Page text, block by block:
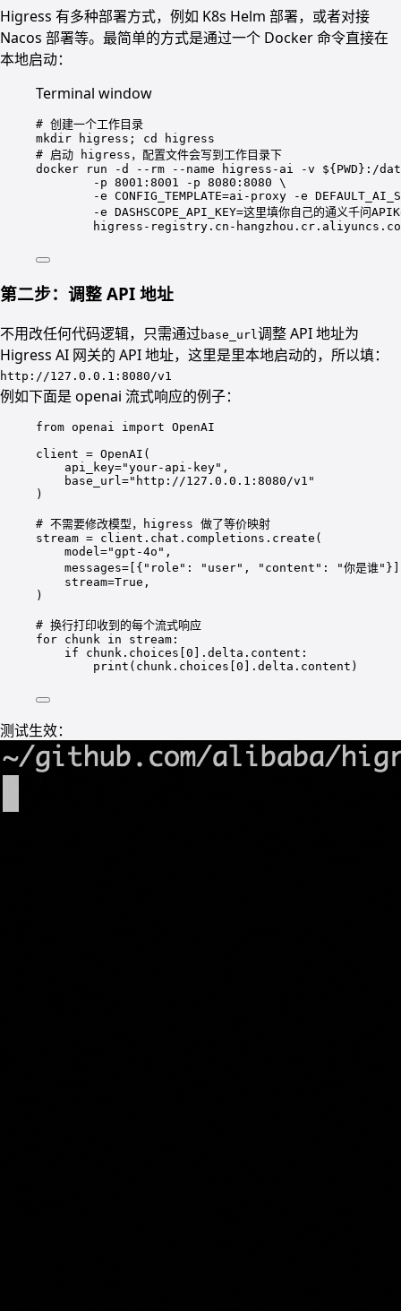
Higress 有多种部署方式，例如 K8s Helm 部署，或者对接
Nacos 部署等。最简单的方式是通过一个 Docker 命令直接在
本地启动：
Terminal window
# 创建一个工作目录
mkdir
higress ; cd
higress
# 启动 higress，配置文件会写到工作目录下
docker
run -d --rm --name higress-ai -v ${PWD} :/
-p 8001:8001 -p 8080:8080 \
-e CONFIG_TEMPLATE=ai-proxy -e
-e DASHSCOPE_API_KEY=这里填你自己的通义千问
higress-registry.cn-
第二步：调整 API 地址
不用改任何代码逻辑，只需通过base_url调整 API 地址为
Higress AI 网关的 API 地址，这里是里本地启动的，所以填：
http://127.0.0.1:8080/v1
例如下面是 openai 流式响应的例子：
from openai import OpenAI
client = OpenAI(
api_key="your-api-key" ,
base_url="http://127.0.0.1:8080/v1"
)
# 不需要修改模型，higress 做了等价映射
stream = client.chat.completions.create(
model="gpt-4o" ,
messages= [{ "role" : "user" , "content" : "你是谁"
stream=True ,
)
# 换行打印收到的每个流式响应
for chunk in stream:
if chunk.choices[ 0 ].delta.content:
print (chunk.choices[ 0 ].delta.content)
测试生效：